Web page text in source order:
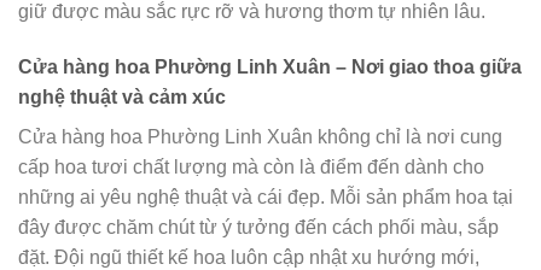
giữ được màu sắc rực rỡ và hương thơm tự nhiên lâu.
Cửa hàng hoa Phường Linh Xuân – Nơi giao thoa giữa
nghệ thuật và cảm xúc
Cửa hàng hoa Phường Linh Xuân không chỉ là nơi cung
cấp hoa tươi chất lượng mà còn là điểm đến dành cho
những ai yêu nghệ thuật và cái đẹp. Mỗi sản phẩm hoa tại
đây được chăm chút từ ý tưởng đến cách phối màu, sắp
đặt. Đội ngũ thiết kế hoa luôn cập nhật xu hướng mới,